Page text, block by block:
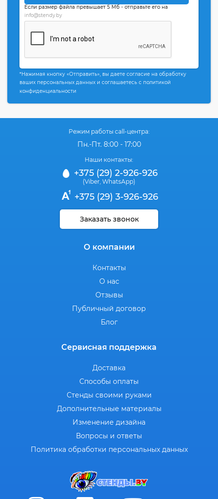
Если размер файла превышает 5 Мб - отправьте его на
info@stendy.by
*Нажимая кнопку «Отправить», вы даете согласие на обработку
ваших персональных данных и соглашаетесь с политикой
конфиденциальности
Режим работы call-центра:
Пн.-Пт. 8:00 - 17:00
Наши контакты:
+375 (29) 2-926-926
(Viber WhatsApp)
+375 (29) 3-926-926
Заказать звонок
О компании
Контакты
О нас
Отзывы
Публичный договор
Блог
Сервисная поддержка
Доставка
Способы оплаты
Стенды своими руками
Дополнительные материалы
Изменение дизайна
Вопросы и ответы
Политика обработки персональных данных